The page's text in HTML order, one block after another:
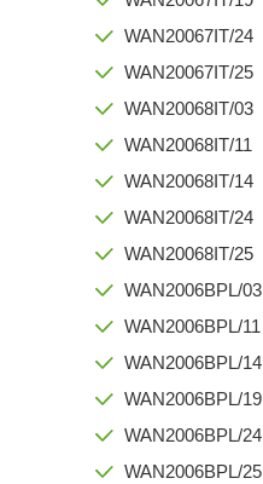
WAN20067IT/24
WAN20067IT/25
WAN20068IT/03
WAN20068IT/11
WAN20068IT/14
WAN20068IT/24
WAN20068IT/25
WAN2006BPL/03
WAN2006BPL/11
WAN2006BPL/14
WAN2006BPL/19
WAN2006BPL/24
WAN2006BPL/25